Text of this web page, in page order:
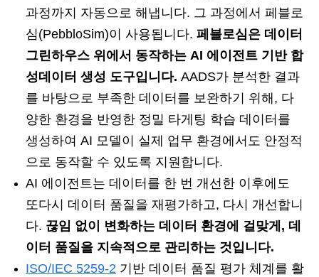
과정까지 자동으로 해냅니다. 그 과정에서 페블로
심(PebbloSim)이 사용됩니다. 페블로심은 데이터
그린하우스 위에서 동작하는 AI 에이전트 기반 합
성데이터 생성 도구입니다. AADS가 분석한 결과
를 바탕으로 부족한 데이터를 보완하기 위해, 다
양한 환경을 반영한 정밀 타게팅 학습 데이터를
생성하여 AI 모델이 실제 업무 환경에서도 안정적
으로 동작할 수 있도록 지원합니다.
AI 에이전트는 데이터를 한 번 개선한 이후에도
또다시 데이터 품질을 재평가하고, 다시 개선합니
다. 끊임 없이 변화하는 데이터 환경에 걸맞게, 데
이터 품질을 지속적으로 관리하는 것입니다.
ISO/IEC 5259-2 기반 데이터 품질 평가 체계를 활